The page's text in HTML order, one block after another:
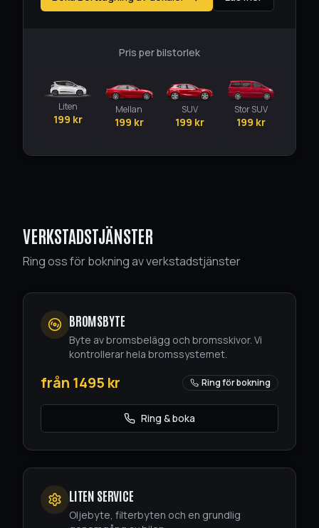
Pris per bilstorlek
Liten
199 kr
Mellan
199 kr
SUV
199 kr
Stor SUV
199 kr
VERKSTADSTJÄNSTER
Ring oss för bokning av verkstadstjänster
BROMSBYTE
Byte av bromsbelägg och bromsskivor. Vi
kontrollerar hela bromssystemet.
från 1495 kr Ring för bokning
Ring & boka
LITEN SERVICE
Oljebyte, filterbyten och en grundlig